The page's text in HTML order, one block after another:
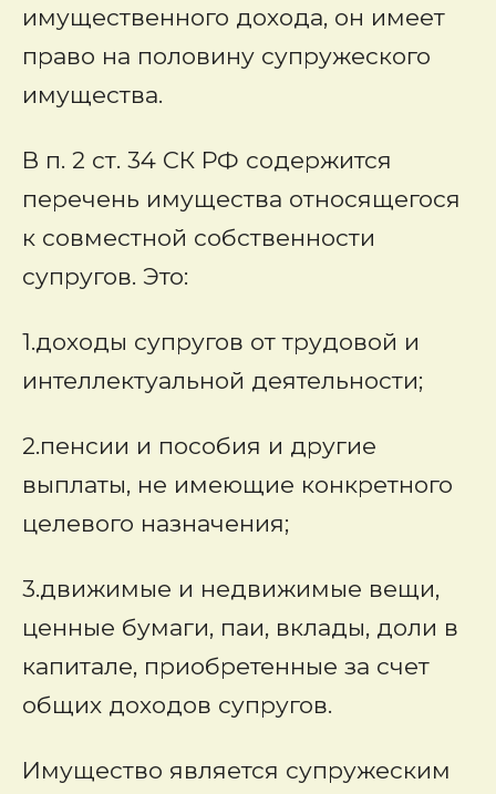
имущественного дохода, он имеет
право на половину супружеского
имущества.
В п. 2 ст. 34 СК РФ содержится
перечень имущества относящегося
к совместной собственности
супругов. Это:
1.доходы супругов от трудовой и
интеллектуальной деятельности;
2.пенсии и пособия и другие
выплаты, не имеющие конкретного
целевого назначения;
3.движимые и недвижимые вещи,
ценные бумаги, паи, вклады, доли в
капитале, приобретенные за счет
общих доходов супругов.
Имущество является супружеским